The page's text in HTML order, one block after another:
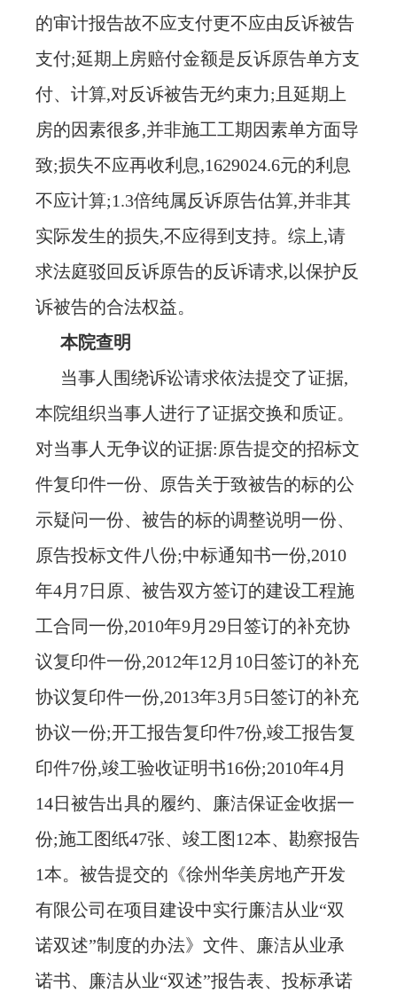
的审计报告故不应支付更不应由反诉被告
支付;延期上房赔付金额是反诉原告单方支
付、计算,对反诉被告无约束力;且延期上
房的因素很多,并非施工工期因素单方面导
致;损失不应再收利息,1629024.6元的利息
不应计算;1.3倍纯属反诉原告估算,并非其
实际发生的损失,不应得到支持。综上,请
求法庭驳回反诉原告的反诉请求,以保护反
诉被告的合法权益。
本院查明
当事人围绕诉讼请求依法提交了证据,
本院组织当事人进行了证据交换和质证。
对当事人无争议的证据:原告提交的招标文
件复印件一份、原告关于致被告的标的公
示疑问一份、被告的标的调整说明一份、
原告投标文件八份;中标通知书一份,2010
年4月7日原、被告双方签订的建设工程施
工合同一份,2010年9月29日签订的补充协
议复印件一份,2012年12月10日签订的补充
协议复印件一份,2013年3月5日签订的补充
协议一份;开工报告复印件7份,竣工报告复
印件7份,竣工验收证明书16份;2010年4月
14日被告出具的履约、廉洁保证金收据一
份;施工图纸47张、竣工图12本、勘察报告
1本。被告提交的《徐州华美房地产开发
有限公司在项目建设中实行廉洁从业“双
诺双述”制度的办法》文件、廉洁从业承
诺书、廉洁从业“双述”报告表、投标承诺